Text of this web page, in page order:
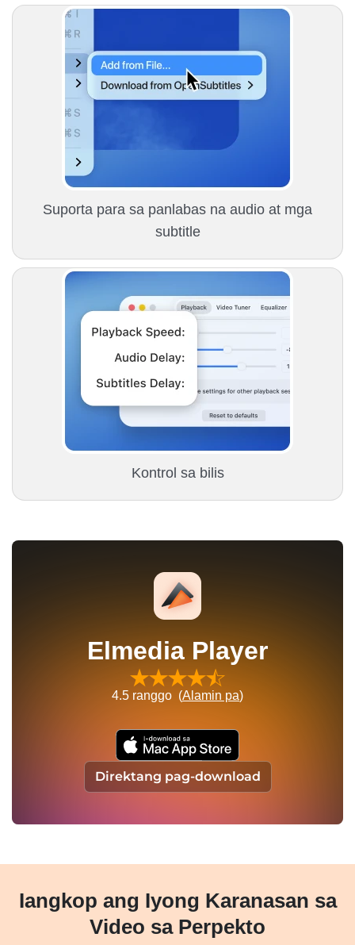
Suporta para sa panlabas na audio at mga
subtitle
Kontrol sa bilis
Elmedia Player
4.5 ranggo (Alamin pa)
Direktang pag-download
Iangkop ang Iyong Karanasan sa
Video sa Perpekto